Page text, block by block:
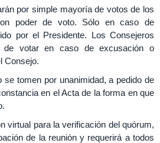
por simple mayoría de votos de los
poder de voto. Sólo en caso de
por el Presidente. Los Consejeros
de votar en caso de excusación o
Consejo.
se tomen por unanimidad, a pedido de
en el Acta de la forma en que
virtual para la verificación del quórum,
de la reunión y requerirá a todos